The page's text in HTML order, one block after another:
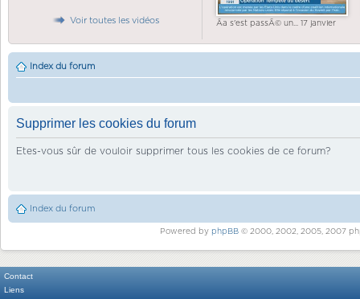
Voir toutes les vidéos Ãa s'est passÃ© un... 17 janvier
Index du forum
Supprimer les cookies du forum
Etes-vous sûr de vouloir supprimer tous les cookies de ce forum?
Index du forum
Powered by phpBB© 2000, 2002, 2005, 2007
Contact
Liens